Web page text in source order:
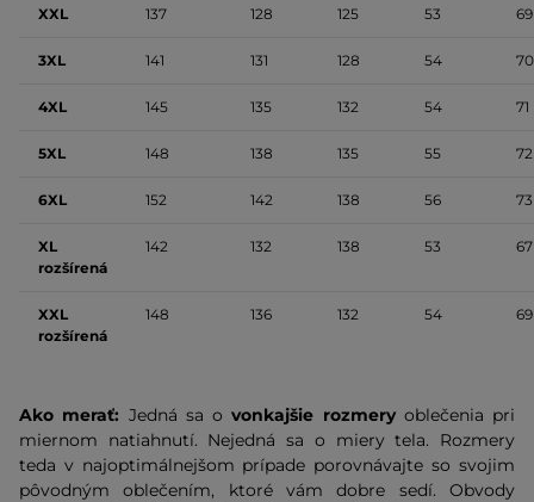
XXL 137 128 125 53 69
3XL 141 131 128 54 70
4XL 145 135 132 54 71
5XL 148 138 135 55 72
6XL 152 142 138 56 73
XL
rozšírená
142 132 138 53 67
XXL
rozšírená
148 136 132 54 69
Ako merať: Jedná sa ovonkajšie rozmeryoblečenia pri
miernom natiahnutí. Nejedná sa o miery tela. Rozmery
teda v najoptimálnejšom prípade porovnávajte so svojim
pôvodným oblečením, ktoré vám dobre sedí. Obvody